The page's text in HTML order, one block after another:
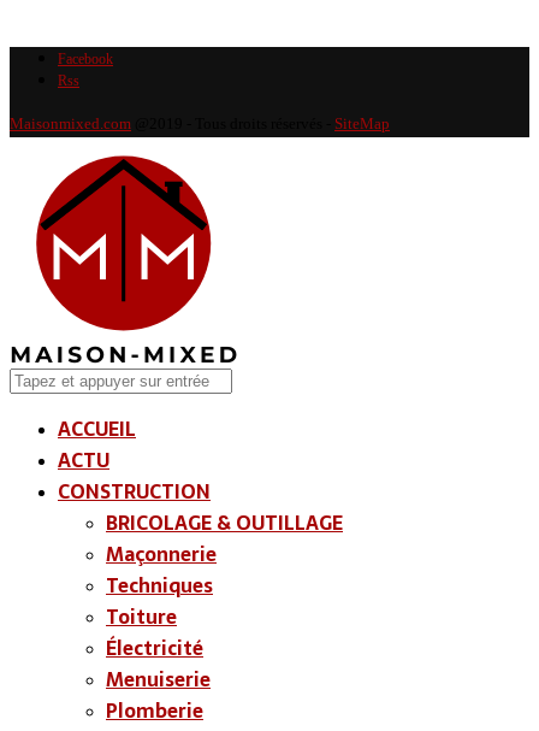
Facebook
Rss
Maisonmixed.com SiteMap
ACCUEIL
ACTU
CONSTRUCTION
BRICOLAGE & OUTILLAGE
Maçonnerie
Techniques
Toiture
Électricité
Menuiserie
Plomberie